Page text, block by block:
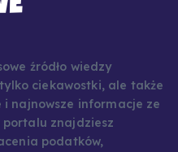
źródło wiedzy
ciekawostki, ale także
i najnowsze informacje ze
portalu znajdziesz
podatków,